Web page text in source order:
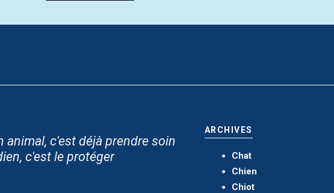
animal, c'est déjà prendre soin
c'est le protéger
ARCHIVES
Chat
Chien
Chiot